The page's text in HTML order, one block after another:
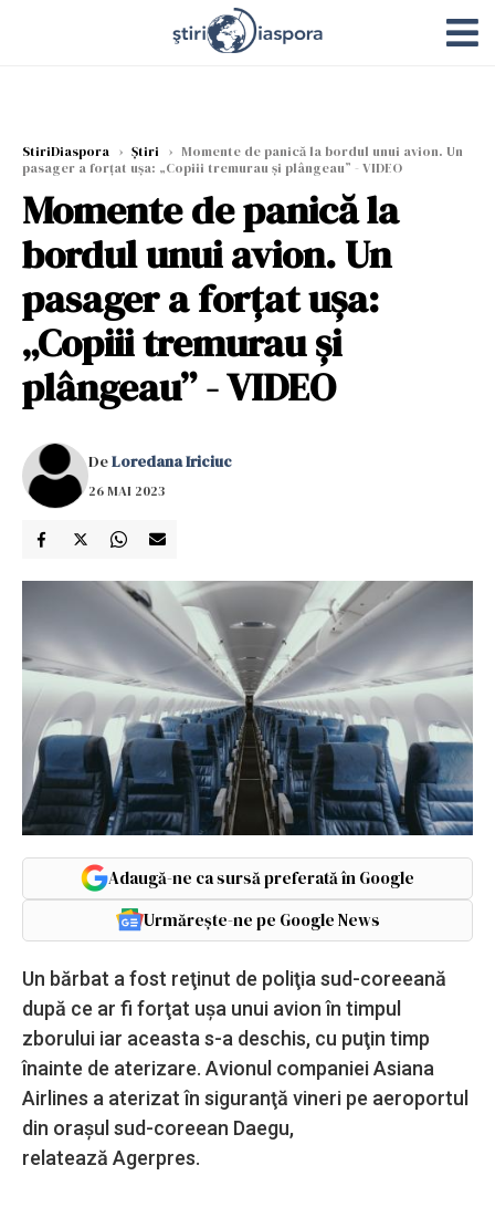
StiriDiaspora › Știri › Momente de panică la bordul unui avion. Un
pasager a forţat uşa: „Copiii tremurau şi plângeau” - VIDEO
Momente de panică la
bordul unui avion. Un
pasager a forţat uşa:
„Copiii tremurau şi
plângeau” - VIDEO
DeLoredana Iriciuc
26 MAI 2023
Adaugă-ne ca sursă preferată în Google
Urmărește-ne pe Google News
Un bărbat a fost reţinut de poliţia sud-coreeană
după ce ar fi forţat uşa unui avion în timpul
zborului iar aceasta s-a deschis, cu puţin timp
înainte de aterizare. Avionul companiei Asiana
Airlines a aterizat în siguranţă vineri pe aeroportul
din oraşul sud-coreean Daegu,
relatează Agerpres.